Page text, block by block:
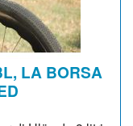
LA BORSA